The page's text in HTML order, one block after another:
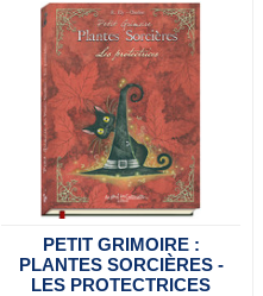
PETIT GRIMOIRE :
PLANTES SORCIÈRES -
LES PROTECTRICES